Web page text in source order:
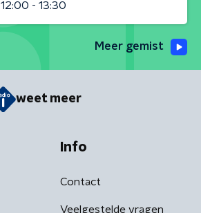
12:00 - 13:30
Meer gemist
weet meer
Info
Contact
Veelgestelde vragen